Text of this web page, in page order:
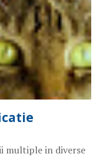
multiple in diverse